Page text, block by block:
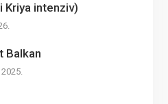
Kriya intenziv)
Balkan